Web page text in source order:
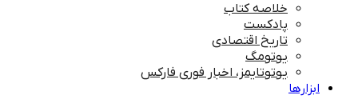
خلاصه کتاب
پادکست
تاریخ اقتصادی
یوتومگ
یوتوتایمز، اخبار فوری فارکس
ابزارها